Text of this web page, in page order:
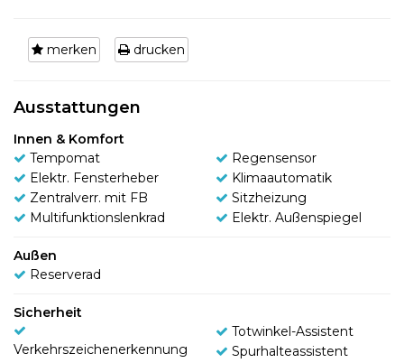
merken drucken
Ausstattungen
Innen & Komfort
Tempomat
Regensensor
Elektr. Fensterheber
Klimaautomatik
Zentralverr. mit FB
Sitzheizung
Multifunktionslenkrad
Elektr. Außenspiegel
Außen
Reserverad
Sicherheit
Verkehrszeichenerkennung
Totwinkel-Assistent
Spurhalteassistent